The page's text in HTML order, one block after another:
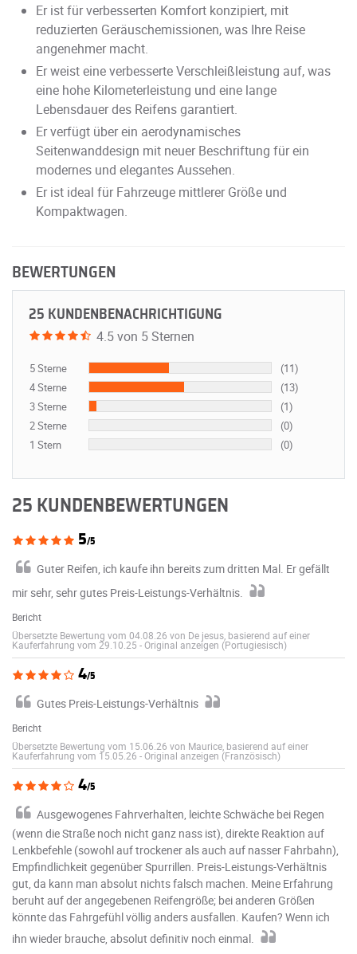
Er ist für verbesserten Komfort konzipiert, mit
reduzierten Geräuschemissionen, was Ihre Reise
angenehmer macht.
Er weist eine verbesserte Verschleißleistung auf, was
eine hohe Kilometerleistung und eine lange
Lebensdauer des Reifens garantiert.
Er verfügt über ein aerodynamisches
Seitenwanddesign mit neuer Beschriftung für ein
modernes und elegantes Aussehen.
Er ist ideal für Fahrzeuge mittlerer Größe und
Kompaktwagen.
BEWERTUNGEN
25 KUNDENBENACHRICHTIGUNG
4.5 von 5 Sternen
5 Sterne
(11)
4 Sterne
(13)
3 Sterne
(1)
2 Sterne
(0)
1 Stern
(0)
25 KUNDENBEWERTUNGEN
5/5
Guter Reifen, ich kaufe ihn bereits zum dritten Mal. Er gefällt
mir sehr, sehr gutes Preis-Leistungs-Verhältnis.
Bericht
Übersetzte Bewertung vom 04.08.26 von De jesus, basierend auf einer
Kauferfahrung vom 29.10.25 -Original anzeigen (Portugiesisch)
4/5
Gutes Preis-Leistungs-Verhältnis
Bericht
Übersetzte Bewertung vom 15.06.26 von Maurice, basierend auf einer
Kauferfahrung vom 15.05.26 -Original anzeigen (Französisch)
4/5
Ausgewogenes Fahrverhalten, leichte Schwäche bei Regen
(wenn die Straße noch nicht ganz nass ist), direkte Reaktion auf
Lenkbefehle (sowohl auf trockener als auch auf nasser Fahrbahn),
Empfindlichkeit gegenüber Spurrillen. Preis-Leistungs-Verhältnis
gut, da kann man absolut nichts falsch machen. Meine Erfahrung
beruht auf der angegebenen Reifengröße; bei anderen Größen
könnte das Fahrgefühl völlig anders ausfallen. Kaufen? Wenn ich
ihn wieder brauche, absolut definitiv noch einmal.